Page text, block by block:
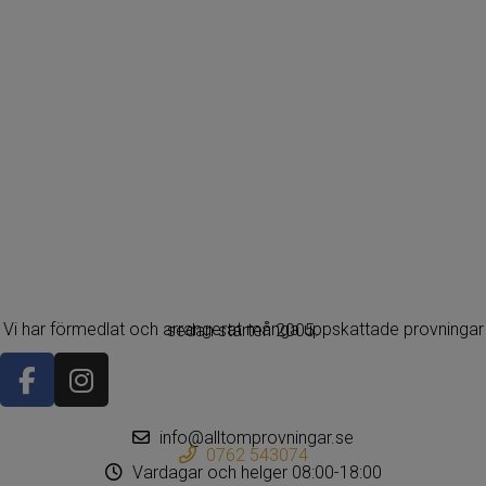
Vi har förmedlat och arrangerat många uppskattade provningar sedan starten 2005.
info@alltomprovningar.se
0762 543074
Vardagar och helger 08:00-18:00